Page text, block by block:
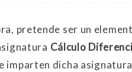
pretende ser un
Cálculo
imparten dicha